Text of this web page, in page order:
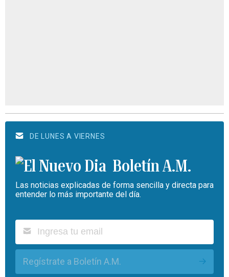
DE LUNES A VIERNES
Boletín A.M.
Las noticias explicadas de forma sencilla y directa para
entender lo más importante del día.
Regístrate a Boletín A.M.